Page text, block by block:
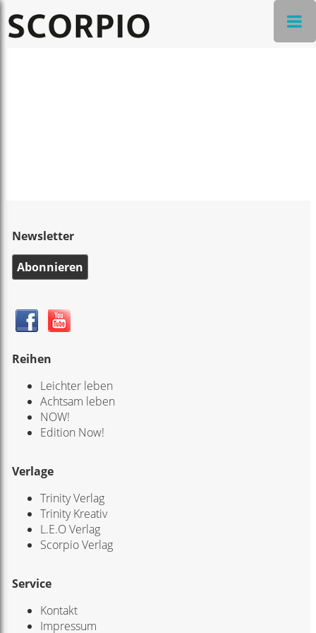
Newsletter
Abonnieren
Reihen
Leichter leben
Achtsam leben
NOW!
Edition Now!
Verlage
Trinity Verlag
Trinity Kreativ
L.E.O Verlag
Scorpio Verlag
Service
Kontakt
Impressum